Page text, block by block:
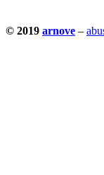
© 2019 arnove –